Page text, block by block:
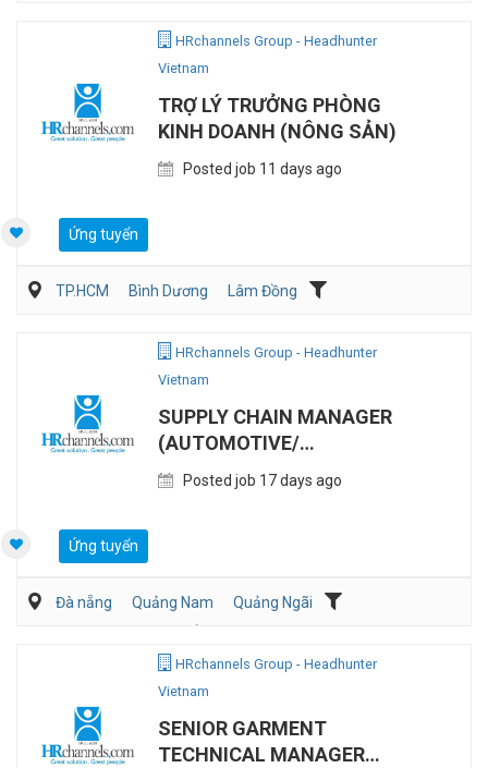
HRchannels Group - Headhunter
Vietnam
TRỢ LÝ TRƯỞNG PHÒNG
KINH DOANH (NÔNG SẢN)
Posted job 11 days ago
Ứng tuyển
TP.HCM Bình Dương
Lâm Đồng
HRchannels Group - Headhunter
Vietnam
SUPPLY CHAIN MANAGER
(AUTOMOTIVE/
ELECTRONICS)
Posted job 17 days ago
Ứng tuyển
Đà nẵng Quảng Nam
Quảng Ngãi
HRchannels Group - Headhunter
Vietnam
SENIOR GARMENT
TECHNICAL MANAGER